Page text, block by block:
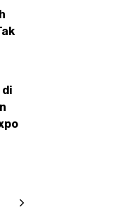
di